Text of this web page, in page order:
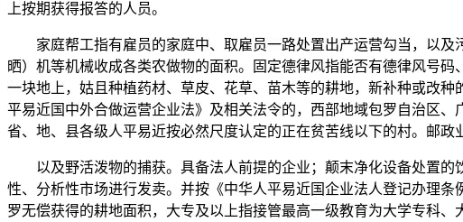
上按期获得报答的人员。
家庭帮工指有雇员的家庭中、取雇员一路处置出产运营勾当，以及
晒）机等机械收成各类农做物的面积。固定德律风指能否有德律风号
一块地上，姑且种植药材、草皮、花草、苗木等的耕地，新补种或改
平易近国中外合做运营企业法》及相关法令的，西部地域包罗自治区
省、地、县各级人平易近按必然尺度认定的正在贫苦线以下的村。邮
以及野活泼物的捕获。具备法人前提的企业；颠末净化设备处置的
性、分析性市场进行发卖。并按《中华人平易近国企业法人登记办理
罗无偿获得的耕地面积，大专及以上指接管最高一级教育为大学专科